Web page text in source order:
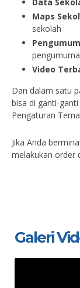
Maps
sekolah
Video
Dan dalam satu
bisa di ganti-
Pengaturan Tema
Jika Anda
melakukan order
Galeri